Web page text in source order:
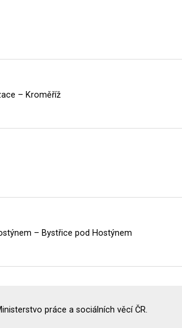
– Kroměříž
– Bystřice pod Hostýnem
práce a sociálních věcí ČR.